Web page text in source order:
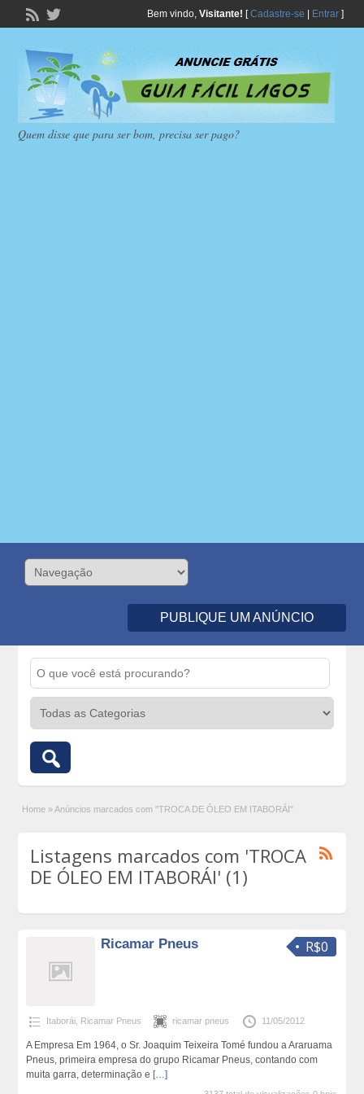
Bem vindo, Visitante! [Cadastre-se Entrar]
Quem disse que para ser bom, precisa ser pago?
PUBLIQUE UM ANÚNCIO
Home » Anúncios marcados com "TROCA DE ÓLEO EM ITABORÁI"
Listagens marcados com 'TROCA
DE ÓLEO EM ITABORÁI' (1)
R$0
Ricamar Pneus
Itaborái, Ricamar Pneus ricamar pneus 11/05/2012
A Empresa Em 1964, o Sr. Joaquim Teixeira Tomé fundou a Araruama
Pneus, primeira empresa do grupo Ricamar Pneus, contando com
muita garra, determinação e […]